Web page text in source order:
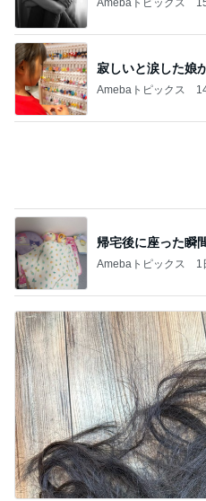
寂しいと涙した娘
Amebaトピックス
帰宅後に座った瞬
Amebaトピックス 1